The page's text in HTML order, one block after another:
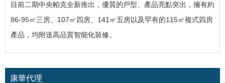
目前二期中央帕克全新推出，優質的戶型、產品亮點突出，擁有約
86-95㎡三房、107㎡四房、141㎡五房以及罕有的115㎡複式四房
產品，均附送高品質智能化裝修。
康華代理